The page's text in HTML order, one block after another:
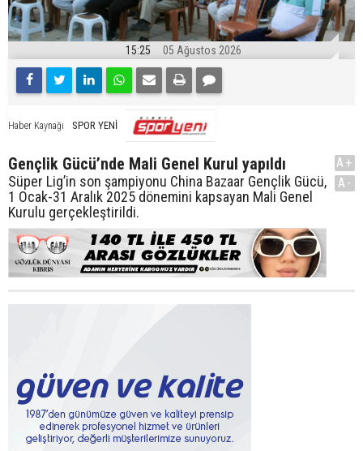
15:25 05 Ağustos 2026
Haber Kaynağı SPOR YENİ
Gençlik Gücü’nde Mali Genel Kurul yapıldı
Süper Lig’in son şampiyonu China Bazaar Gençlik Gücü,
1 Ocak-31 Aralık 2025 dönemini kapsayan Mali Genel
Kurulu gerçekleştirildi.
A+
A-